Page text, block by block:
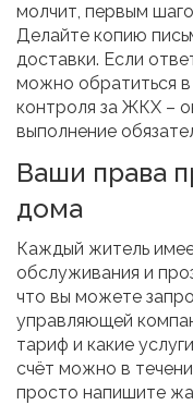
молчит, первым
Делайте копию
доставки. Если
можно обратиться
контроля за ЖКХ –
выполнение
Ваши права
дома
Каждый житель
обслуживания и
что вы можете
управляющей
тариф и какие
счёт можно в
просто напишите